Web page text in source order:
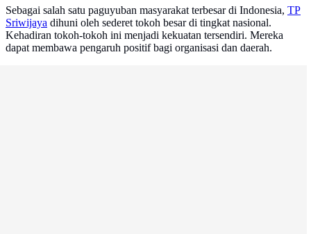
Sebagai salah satu paguyuban masyarakat terbesar di Indonesia, TP
Sriwijaya dihuni oleh sederet tokoh besar di tingkat nasional.
Kehadiran tokoh-tokoh ini menjadi kekuatan tersendiri. Mereka
dapat membawa pengaruh positif bagi organisasi dan daerah.